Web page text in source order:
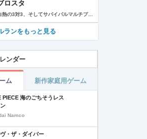
ロスタ
白熱の3対3、そしてサバイバルマルチプレイを楽しめるモバイルゲーム！3分間で展開する様々なゲームモード… 友達と共闘するもよし、一人で戦うもよし。 強力な必殺技や特殊能力を持ったキャラクターを入手して、アップグレードしましょう。ユニークなスキンを集めれば、戦場でひときわ目立つこと間違いなし！ブロスタワールドの不思議なステージで、バトルを繰り広げましょう！ ブロスタは無料でダウンロードおよびプレイが可能ですが、一部のゲーム内アイテムを有料で購入いただくことも可能です（ランダムなアイテムを含む）。ゲーム内アイテムの有料購入を希望しない場合は、デバイスの設定からアプリ内課金を無効にしてください。 様々なゲームモードで戦おう エメラルドハント（3対3）：チームの仲間と共に敵チームに勝利！エメラルドを10個集めたら最後まで守り抜きましょう。倒されるとエメラルドも失います。 バトルロイヤル（ソロ/デュオ）：生き残りをかけたサバイバルモード。キャラクターのパワーアップを集めましょう。デュオまたはソロモードを選んだら、大混乱の戦場で最後まで生き延びた者が勝者となります。そして勝者がすべてを独り占めします！ ブロストライカー（3対3）：ひと味違うゲームモードです！サッカーの腕試しといきましょう。先に2ゴールを決めたチームが勝利します。なおレッドカードはありませんので、激しいバトルにご注意ください。 賞金稼ぎ（3対3）：敵を倒して星を獲得！自分の星も守り抜きましょう。より多くの星を集めたチームの勝利です。 強奪（3対3）：チームの金庫を守りながら、敵チームの金庫の破壊を目指します。ひっそりと前進したら、豪快にお宝までの道を切り拓きましょう！ 特別イベント：期間限定の特別な対人および対CPUゲームモードです。 チャンピオンシップチャレンジ：ブロスタのゲーム内予選に参加して、eスポーツの世界に飛び込みましょう！ キャラクターのアンロックとアップグレード 強力な必殺技や特殊能力を持ったキャラクターを集めて、アップグレードしましょう。キャラクターを強化して、ユニークなスキンを集めましょう。 ブロスタパス クエストやブロスタボックス、エメラルド、ピンズ、そしてブロスタパス限定スキンなど、特典が盛りだくさん！シーズンごとに特典は変わります。 MVPプレイヤーになろう ローカルのランキングを駆け上がり、あなたの強さを証明しましょう！ どんな時も進化しよう 新たなキャラクターやスキン、マップ、特別イベント、ゲームモードを探し求めましょう。 特徴： 3対3のリアルタイム対戦で世界中のプレイヤーとバトル 白熱のモバイル向けサバイバルマルチプレイ 独自の攻撃や必殺技を持った、強力な新キャラクターをアンロック 日々入れ替わるイベントとゲームモード バトルは一人でも、フレンドと一緒でもプレイ可能 グローバルまたはローカルのランキングを駆け上がろう 仲間とクラブを結成したり参加したりして、情報交換しながら共に戦おう スキンをアンロックしてキャラクターをカスタマイズ プレイヤーが作った攻略の難しい新マップ クラッシュ・オブ・クラン、クラッシュ・ロワイヤル、ブーム・ビーチの制作会社がお届けするバトルゲーム！ サポート： サポートが必要な際は、ゲーム内の設定の「ヘルプとサポート」からご連絡いただくか、http://supercell.helpshift.com/a/brawl-stars/をご覧ください。 プライバシーポリシー： http://supercell.com/en/privacy-policy/jp/ サービス利用規約： http://supercell.com/en/terms-of-service/jp/ 保護者の皆さまへ： http://supercell.com/en/parents/jp/
ランをもっと見る
ンダー
ム 新作家庭用ゲーム
PIECE 海のごちそうレス
Namco
・ザ・ダイバー